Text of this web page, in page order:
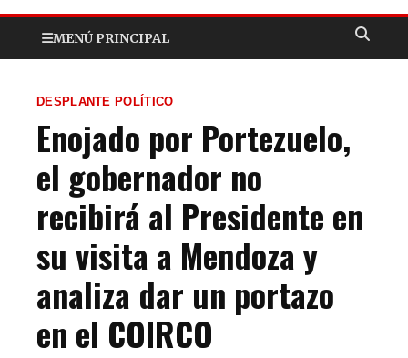
MENÚ PRINCIPAL
DESPLANTE POLÍTICO
Enojado por Portezuelo,
el gobernador no
recibirá al Presidente en
su visita a Mendoza y
analiza dar un portazo
en el COIRCO